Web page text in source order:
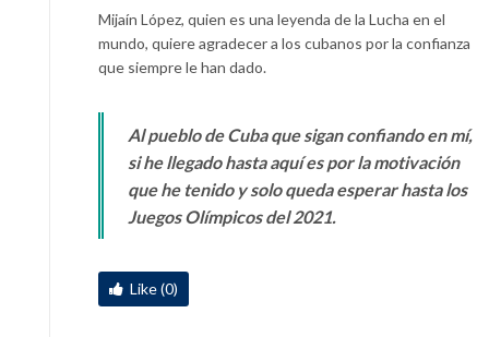
Mijaín López, quien es una leyenda de la Lucha en el
mundo, quiere agradecer a los cubanos por la confianza
que siempre le han dado.
Al pueblo de Cuba que sigan confiando en mí,
si he llegado hasta aquí es por la motivación
que he tenido y solo queda esperar hasta los
Juegos Olímpicos del 2021.
Like (0)